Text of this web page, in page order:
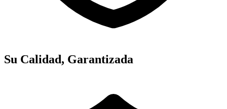
Su Calidad, Garantizada